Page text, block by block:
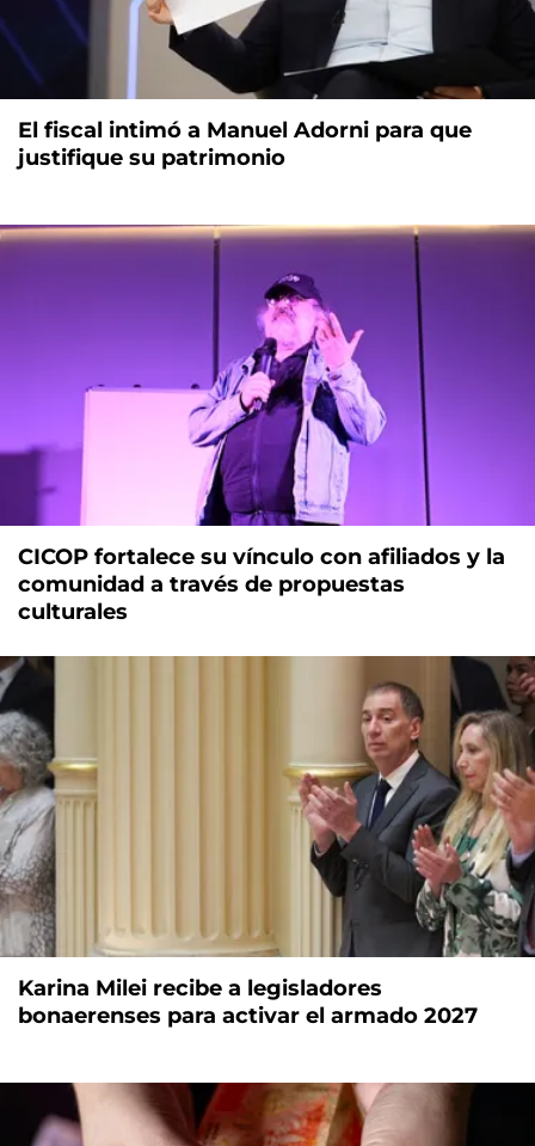
El fiscal intimó a Manuel Adorni para que
justifique su patrimonio
CICOP fortalece su vínculo con afiliados y la
comunidad a través de propuestas
culturales
Karina Milei recibe a legisladores
bonaerenses para activar el armado 2027